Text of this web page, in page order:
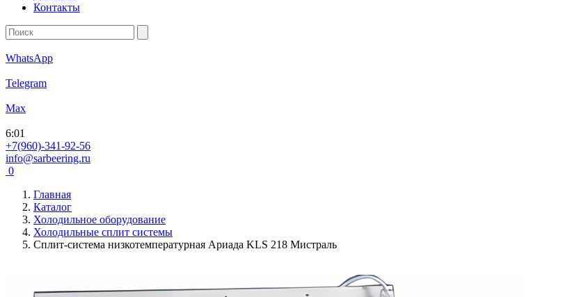
Контакты
WhatsApp
Telegram
Max
6:01
+7(960)-341-92-56
info@sarbeering.ru
0
Главная
Каталог
Холодильное оборудование
Холодильные cплит системы
Сплит-система низкотемпературная Ариада KLS 218 Мистраль